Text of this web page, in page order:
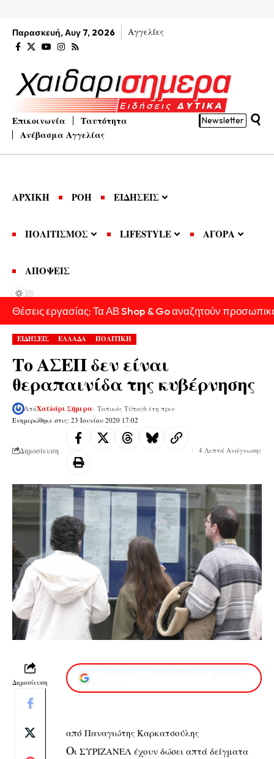
Παρασκευή, Αυγ 7, 2026 Αγγελίες
Επικοινωνία
Ταυτότητα
Ανέβασμα Αγγελίας
Newsletter
ΑΡΧΙΚΗ ΡΟΗ ΕΙΔΗΣΕΙΣ
ΠΟΛΙΤΙΣΜΟΣ LIFESTYLE ΑΓΟΡΑ
ΑΠΟΨΕΙΣ
Θέσεις εργασίας: Τα ΑΒ Shop & Go αναζητούν
ΕΙΔΗΣΕΙΣ ΕΛΛΑΔΑ ΠΟΛΙΤΙΚΗ
Το ΑΣΕΠ δεν είναι
θεραπαινίδα της κυβέρνησης
Ενημερώθηκε στις: 23 Ιουνίου 2020 17:02
ΑπόΧαϊδάρι Σήμερα- Τοπικός Τύπος6 έτη πριν
Δημοσίευση 4 Λεπτά Ανάγνωσης
Δημοσίευση
από Παναγιώτης Καρκατσούλης
Oι ΣΥΡΙΖΑΝΕΛ έχουν δώσει απτά δείγματα